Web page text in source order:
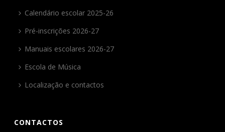
Calendário escolar 2025-26
Pré-inscrições 2026-27
Manuais escolares 2026-27
Escola de Música
Localização e contactos
CONTACTOS